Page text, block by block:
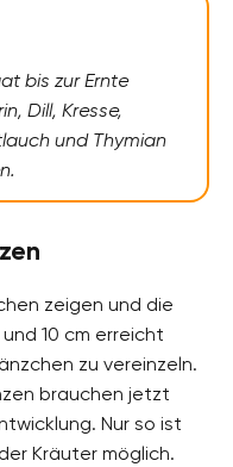
bis zur Ernte
Dill, Kresse,
und Thymian
zeigen und die
10 cm erreicht
zu vereinzeln.
brauchen jetzt
Nur so ist
Kräuter möglich.